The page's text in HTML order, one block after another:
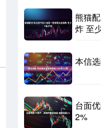
熊猫
炸 至
本信
台面
2%